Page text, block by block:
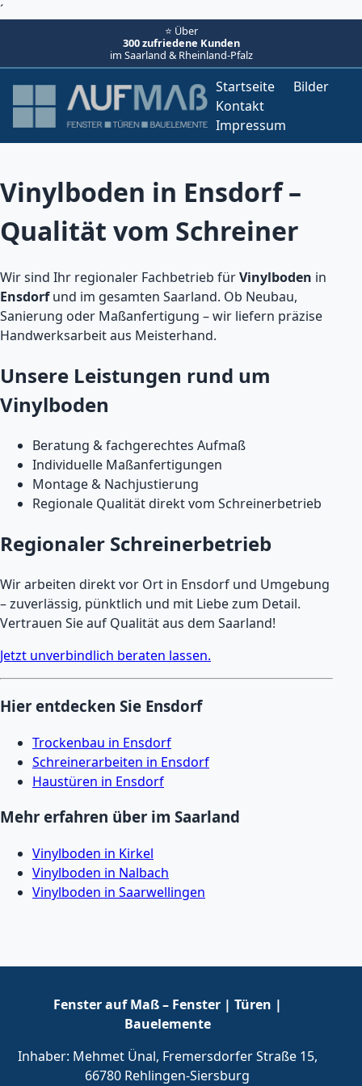
´
⭐ Über
300 zufriedene Kunden
im Saarland & Rheinland-Pfalz
Startseite
Bilder
Kontakt
Impressum
Vinylboden in Ensdorf –
Qualität vom Schreiner
Wir sind Ihr regionaler Fachbetrieb fürVinylboden in
Ensdorfund im gesamten Saarland. Ob Neubau,
Sanierung oder Maßanfertigung – wir liefern präzise
Handwerksarbeit aus Meisterhand.
Unsere Leistungen rund um
Vinylboden
Beratung & fachgerechtes Aufmaß
Individuelle Maßanfertigungen
Montage & Nachjustierung
Regionale Qualität direkt vom Schreinerbetrieb
Regionaler Schreinerbetrieb
Wir arbeiten direkt vor Ort in Ensdorf und Umgebung
– zuverlässig, pünktlich und mit Liebe zum Detail.
Vertrauen Sie auf Qualität aus dem Saarland!
Jetzt unverbindlich beraten lassen.
Hier entdecken Sie Ensdorf
Trockenbau in Ensdorf
Schreinerarbeiten in Ensdorf
Haustüren in Ensdorf
Mehr erfahren über im Saarland
Vinylboden in Kirkel
Vinylboden in Nalbach
Vinylboden in Saarwellingen
Fenster auf Maß – Fenster | Türen |
Bauelemente
Inhaber: Mehmet Ünal, Fremersdorfer Straße 15,
66780 Rehlingen-Siersburg